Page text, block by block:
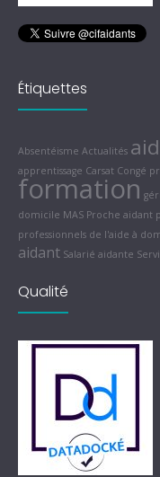
Étiquettes
Absentéisme Actualités
apprentissage Carsat Congé
formation
domicile MAS Proche aidant
professionnels de l'aide à
aidant Salarié aidante
Qualité